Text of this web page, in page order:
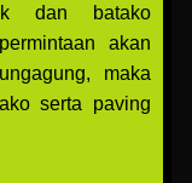
dan batako
akan
maka
serta paving